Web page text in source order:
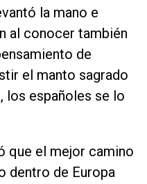
la mano e
al conocer también
de
el manto sagrado
los españoles se lo
que el mejor camino
dentro de Europa